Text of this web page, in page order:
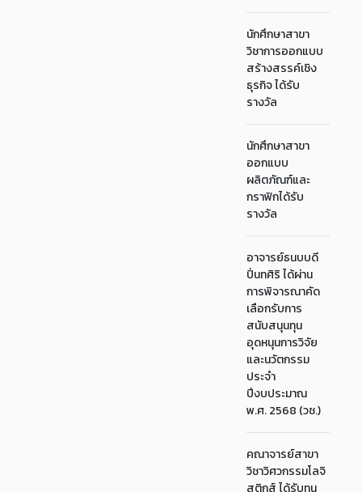
นักศึกษาสาขา
วิชาการออกแบบ
สร้างสรรค์เชิง
ธุรกิจ ได้รับ
รางวัล
นักศึกษาสาขา
ออกแบบ
ผลิตภัณฑ์และ
กราฟิกได้รับ
รางวัล
อาจารย์ธนบบดี
ปิ่นทศิริ ได้ผ่าน
การพิจารณาคัด
เลือกรับการ
สนับสนุนทุน
อุดหนุนการวิจัย
และนวัตกรรม
ประจำ
ปีงบประมาณ
พ.ศ. 2568 (วช.)
คณาจารย์สาขา
วิชาวิศวกรรมโลจิ
สติกส์ ได้รับทุน